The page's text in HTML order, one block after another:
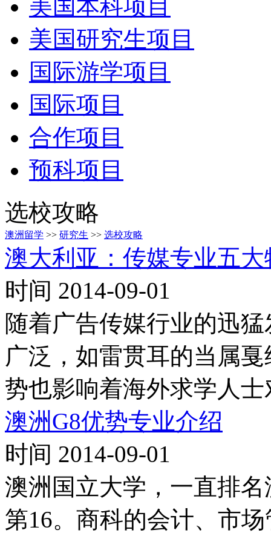
美国本科项目
美国研究生项目
国际游学项目
国际项目
合作项目
预科项目
选校攻略
澳洲留学 >> 研究生 >> 选校攻略
澳大利亚：传媒专业五
时间 2014-09-01
随着广告传媒行业的迅
广泛，如雷贯耳的当属
势也影响着海外求学人
澳洲G8优势专业介绍
时间 2014-09-01
澳洲国立大学，一直排
第16。商科的会计、市